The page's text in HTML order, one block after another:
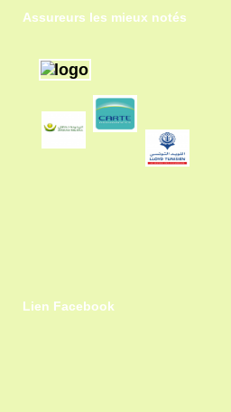
Assureurs les mieux notés
Lien Facebook